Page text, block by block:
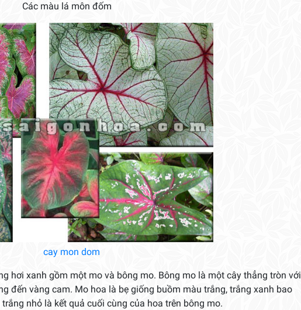
Các màu lá môn đốm
hơi xanh gồm một mo và bông mo. Bông mo là một cây thẳng tròn với
đến vàng cam. Mo hoa là bẹ giống buồm màu trắng, trắng xanh bao
nhỏ là kết quả cuối cùng của hoa trên bông mo.